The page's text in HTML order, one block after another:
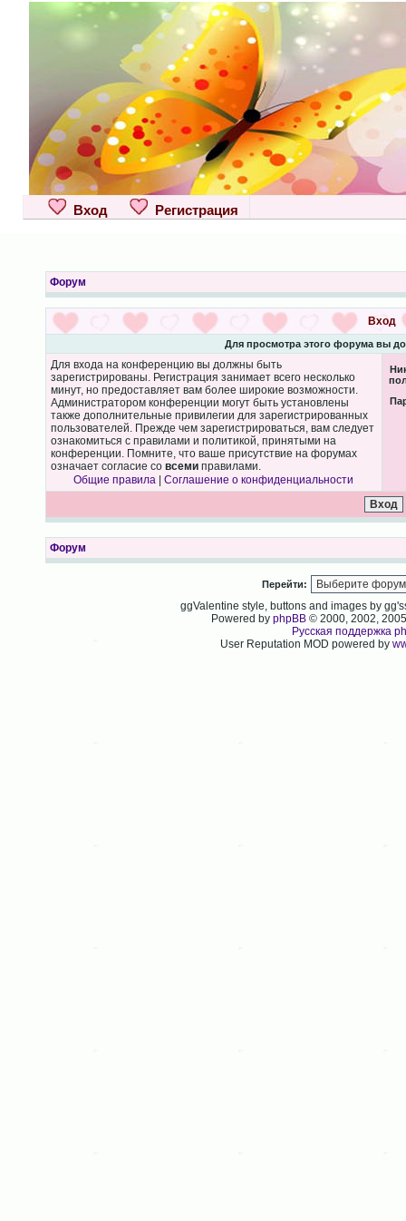
Вход Регистрация
Форум
Вход
Для просмотра этого форума вы
Для входа на конференцию вы должны быть
зарегистрированы. Регистрация занимает всего несколько
минут, но предоставляет вам более широкие возможности.
Администратором конференции могут быть установлены
также дополнительные привилегии для зарегистрированных
пользователей. Прежде чем зарегистрироваться, вам следует
ознакомиться с правилами и политикой, принятыми на
конференции. Помните, что ваше присутствие на форумах
означает согласие со всемиправилами.
Общие правила
Соглашение о конфиденциальности
Форум
Перейти:
ggValentine style, buttons and images by
Powered byphpBB © 2000, 2002,
Русская поддержка
User Reputation MOD powered by